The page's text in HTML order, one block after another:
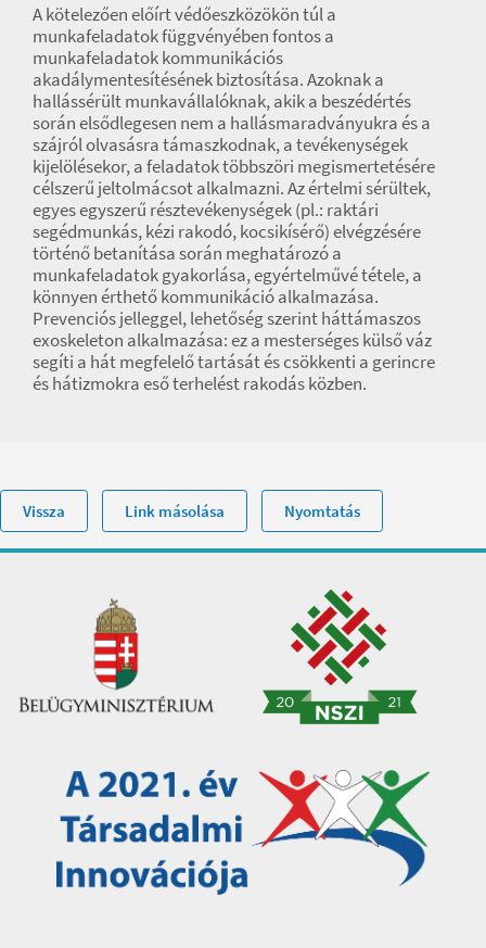
A kötelezően előírt védőeszközökön túl a
munkafeladatok függvényében fontos a
munkafeladatok kommunikációs
akadálymentesítésének biztosítása. Azoknak a
hallássérült munkavállalóknak, akik a beszédértés
során elsődlegesen nem a hallásmaradványukra és a
szájról olvasásra támaszkodnak, a tevékenységek
kijelölésekor, a feladatok többszöri megismertetésére
célszerű jeltolmácsot alkalmazni. Az értelmi sérültek,
egyes egyszerű résztevékenységek (pl.: raktári
segédmunkás, kézi rakodó, kocsikísérő) elvégzésére
történő betanítása során meghatározó a
munkafeladatok gyakorlása, egyértelművé tétele, a
könnyen érthető kommunikáció alkalmazása.
Prevenciós jelleggel, lehetőség szerint háttámaszos
exoskeleton alkalmazása: ez a mesterséges külső váz
segíti a hát megfelelő tartását és csökkenti a gerincre
és hátizmokra eső terhelést rakodás közben.
Vissza Link másolása Nyomtatás